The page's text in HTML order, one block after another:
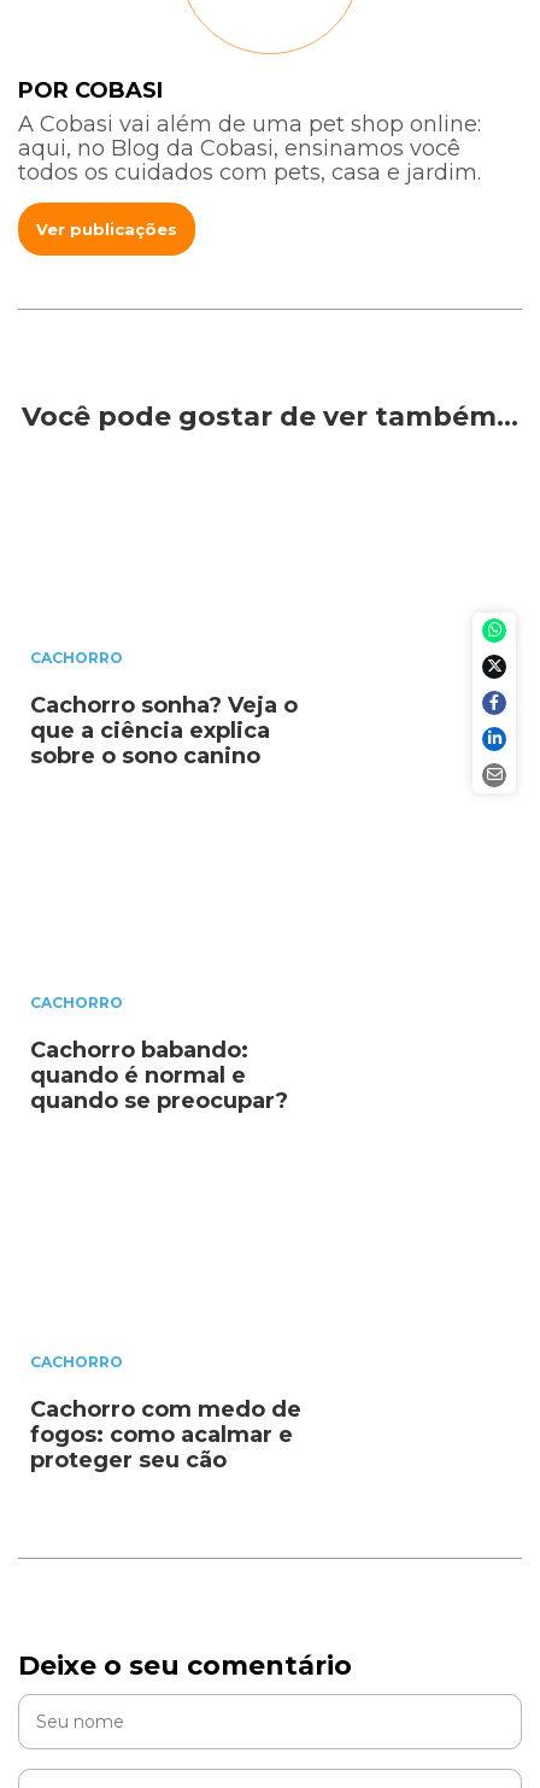
POR COBASI
A Cobasi vai além de uma pet shop online:
aqui, no Blog da Cobasi, ensinamos você
todos os cuidados com pets, casa e jardim.
Ver publicações
Você pode gostar de ver também…
CACHORRO
Cachorro sonha? Veja o
que a ciência explica
sobre o sono canino
CACHORRO
Cachorro babando:
quando é normal e
quando se preocupar?
CACHORRO
Cachorro com medo de
fogos: como acalmar e
proteger seu cão
Deixe o seu comentário